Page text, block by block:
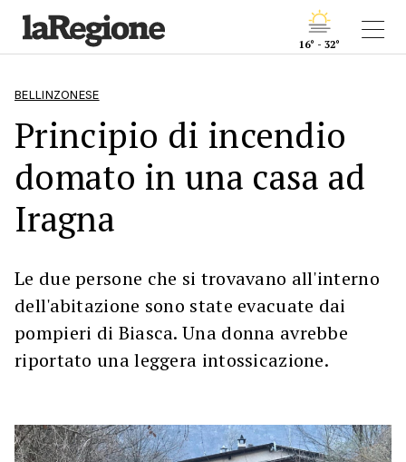
16° - 32°
BELLINZONESE
Principio di incendio
domato in una casa ad
Iragna
Le due persone che si trovavano all'interno
dell'abitazione sono state evacuate dai
pompieri di Biasca. Una donna avrebbe
riportato una leggera intossicazione.